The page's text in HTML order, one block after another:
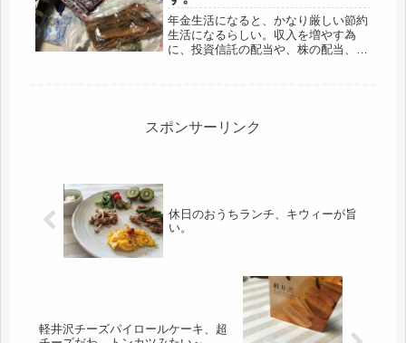
年金生活になると、かなり厳しい節約
生活になるらしい。収入を増やす為
に、投資信託の配当や、株の配当、株
齢...
スポンサーリンク
休日のおうちランチ、キウィーが旨
い。
軽井沢チーズパイロールケーキ、超